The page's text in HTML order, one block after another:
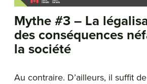
Mythe #3 – La
des conséquences
la société
Au contraire. D’ailleurs, il suffit